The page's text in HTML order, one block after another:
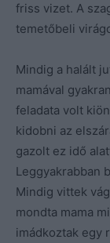
friss vizet. A
temetőbeli
Mindig a halált
mamával
feladata volt
kidobni az
gazolt ez idő
Leggyakrabban
Mindig vittek
mondta mama
imádkoztak egy